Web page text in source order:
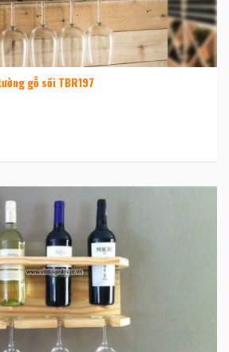
gỗ sồi TBR197